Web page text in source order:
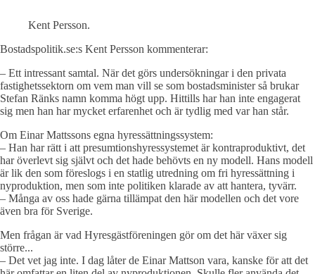
Kent Persson.
Bostadspolitik.se:s Kent Persson kommenterar:
– Ett intressant samtal. När det görs undersökningar i den privata
fastighetssektorn om vem man vill se som bostadsminister så brukar
Stefan Ränks namn komma högt upp. Hittills har han inte engagerat
sig men han har mycket erfarenhet och är tydlig med var han står.
Om Einar Mattssons egna hyressättningssystem:
– Han har rätt i att presumtionshyressystemet är kontraproduktivt, det
har överlevt sig självt och det hade behövts en ny modell. Hans modell
är lik den som föreslogs i en statlig utredning om fri hyressättning i
nyproduktion, men som inte politiken klarade av att hantera, tyvärr.
– Många av oss hade gärna tillämpat den här modellen och det vore
även bra för Sverige.
Men frågan är vad Hyresgästföreningen gör om det här växer sig
större...
– Det vet jag inte. I dag låter de Einar Mattson vara, kanske för att det